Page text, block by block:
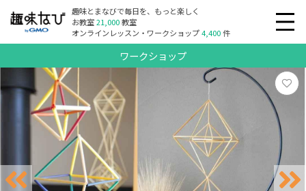
趣味とまなびで毎日を、もっと楽しく
お教室21,000教室
オンラインレッスン・ワークショップ4,400件
ワークショップ